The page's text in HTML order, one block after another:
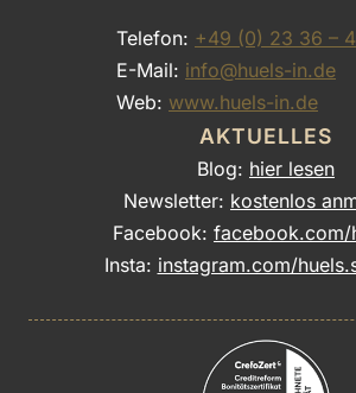
Telefon: +49 (0) 23 36 –
E-Mail: info@huels-in.de
Web: www.huels-in.de
AKTUELLES
Blog: hier lesen
Newsletter: kostenlos
Facebook: facebook.com/
Insta: instagram.com/